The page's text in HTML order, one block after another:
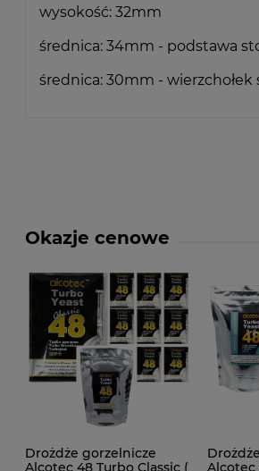
wysokość: 32mm
średnica: 34mm - podstawa
średnica: 30mm - wierzchołek
Okazje cenowe
Drożdże gorzelnicze
Alcotec 48 Turbo Classic (
Alcotec